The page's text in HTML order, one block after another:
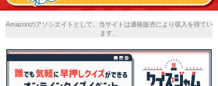
Amazonのアソシエイトとして、当サイトは適格販売により収入を得てい
ます。